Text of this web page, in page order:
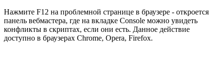
Нажмите F12 на проблемной странице в браузере - откроется
панель вебмастера, где на вкладке Console можно увидеть
конфликты в скриптах, если они есть. Данное действие
доступно в браузерах Chrome, Opera, Firefox.